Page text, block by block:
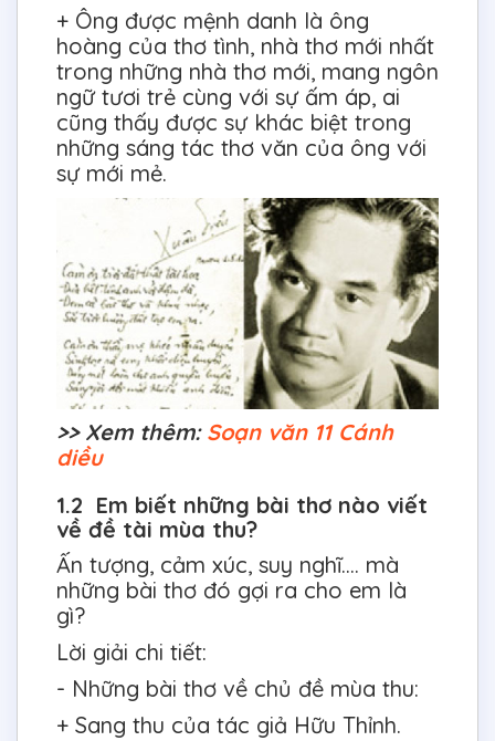
+ Ông được mệnh danh là ông
hoàng của thơ tình, nhà thơ mới nhất
trong những nhà thơ mới, mang ngôn
ngữ tươi trẻ cùng với sự ấm áp, ai
cũng thấy được sự khác biệt trong
những sáng tác thơ văn của ông với
sự mới mẻ.
>> Xem thêm: Soạn văn 11 Cánh
diều
1.2 Em biết những bài thơ nào viết
về đề tài mùa thu?
Ấn tượng, cảm xúc, suy nghĩ.... mà
những bài thơ đó gợi ra cho em là
gì?
Lời giải chi tiết:
- Những bài thơ về chủ đề mùa thu:
+ Sang thu của tác giả Hữu Thỉnh.